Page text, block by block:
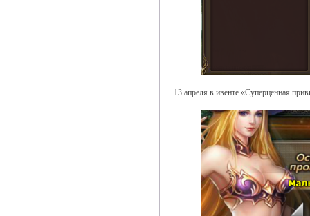
13 апреля в ивенте «Суперценная